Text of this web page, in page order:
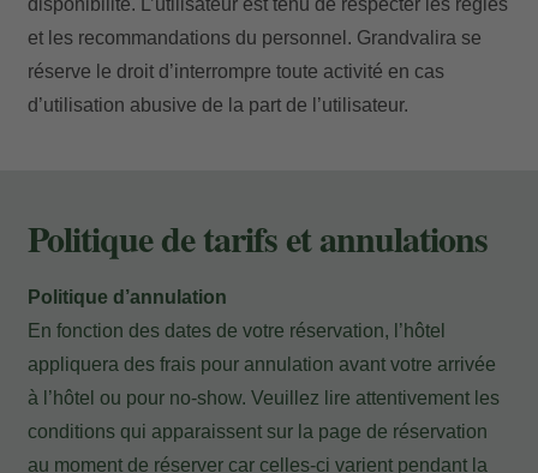
et admirez les paysages qui vous entourent. Ou si vous
préférez, profitez de l’ambiance détendue de notre
Lounge Bar,avec ses vastes salons à la décoration
raffinée et offrant des vues spectaculaires, ou de la
Nous vous attendons pour créer des souvenirs
inoubliables !
disponibilité. L’utilisateur est tenu de respecter les règles
et les recommandations du personnel. Grandvalira se
réserve le droit d’interrompre toute activité en cas
d’utilisation abusive de la part de l’utilisateur.
Politique de tarifs et annulations
Politique d’annulation
En fonction des dates de votre réservation, l’hôtel
appliquera des frais pour annulation avant votre arrivée
à l’hôtel ou pour no-show. Veuillez lire attentivement les
conditions qui apparaissent sur la page de réservation
au moment de réserver car celles-ci varient pendant la